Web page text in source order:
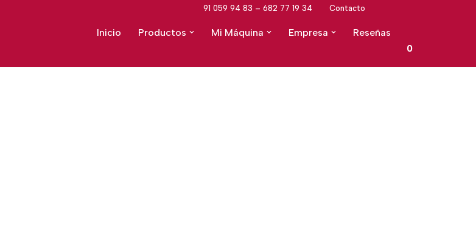
91 059 94 83 – 682 77 19 34 Contacto
Inicio Productos Mi Máquina Empresa
Reseñas
0